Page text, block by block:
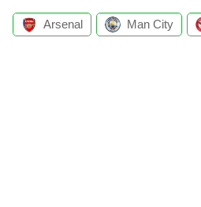
Arsenal Man City